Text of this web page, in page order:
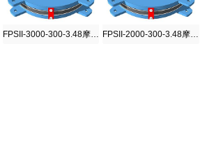
FPSII-3000-300-3.48摩擦摆隔震支座